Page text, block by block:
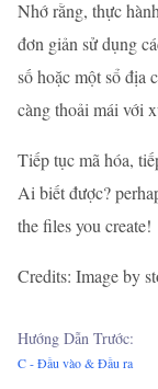
Nhớ rằng, thực
đơn giản sử dụng
số hoặc một sổ địa
càng thoải mái với
Tiếp tục mã hóa,
Ai biết được?
the files you create!
Credits: Image by
Hướng Dẫn Trước:
C - Đầu vào & Đầu ra